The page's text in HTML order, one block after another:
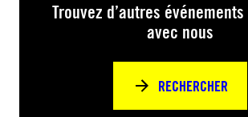
Trouvez d’autres
avec nous
RECHERCHER